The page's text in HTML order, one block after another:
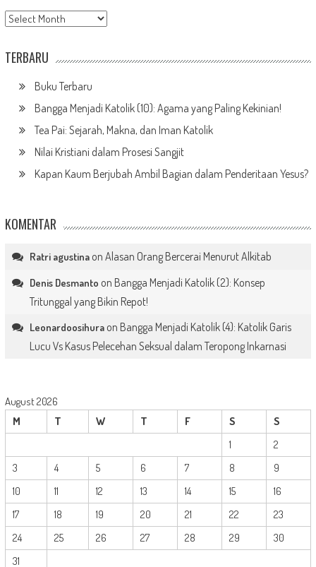
Arsip
TERBARU
Buku Terbaru
Bangga Menjadi Katolik (10): Agama yang Paling Kekinian!
Tea Pai: Sejarah, Makna, dan Iman Katolik
Nilai Kristiani dalam Prosesi Sangjit
Kapan Kaum Berjubah Ambil Bagian dalam Penderitaan Yesus?
KOMENTAR
Ratri agustinaon Alasan Orang Bercerai Menurut Alkitab
Denis Desmanto on Bangga Menjadi Katolik (2): Konsep
Tritunggal yang Bikin Repot!
Leonardoosihuraon Bangga Menjadi Katolik (4): Katolik Garis
Lucu Vs Kasus Pelecehan Seksual dalam Teropong Inkarnasi
August 2026
M
T W T F S
S
1
2
3
4 5 6 7 8
9
10
11 12 13 14 15
16
17
18 19 20 21 22
23
24
25 26 27 28 29
30
31